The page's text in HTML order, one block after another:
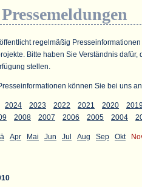
regelmäßig
Bitte haben Sie Verständnis
stellen.
können Sie bei uns
2024 2023 2022 2021 2020 2019
2008 2007 2006 2005 2004
Apr Mai Jun Jul Aug Sep Okt